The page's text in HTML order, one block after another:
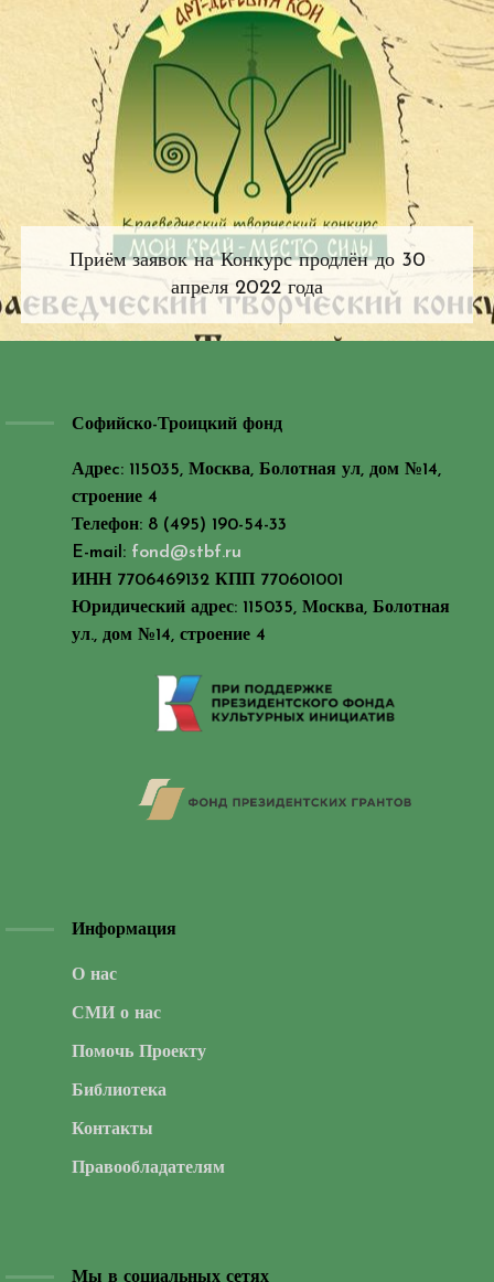
Приём заявок на Конкурс продлён до 30
апреля 2022 года
Софийско-Троицкий фонд
Адреc: 115035, Москва, Болотная ул, дом №14,
строение 4
Телефон: 8 (495) 190-54-33
E-mail: fond@stbf.ru
ИНН 7706469132 КПП 770601001
Юридический адрес: 115035, Москва, Болотная
ул., дом №14, строение 4
Информация
О нас
СМИ о нас
Помочь Проекту
Библиотека
Контакты
Правообладателям
Мы в социальных сетях